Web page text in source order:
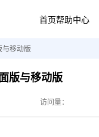
首页帮助中心
与移动版
版与移动版
访问量：